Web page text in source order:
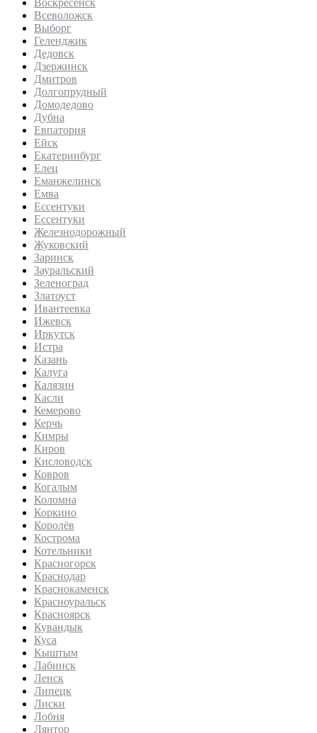
Всеволожск
Выборг
Геленджик
Дедовск
Дзержинск
Дмитров
Долгопрудный
Домодедово
Дубна
Евпатория
Ейск
Екатеринбург
Елец
Еманжелинск
Емва
Ессентуки
Ессентуки
Железнодорожный
Жуковский
Заринск
Зауральский
Зеленоград
Златоуст
Ивантеевка
Ижевск
Иркутск
Истра
Казань
Калуга
Калязин
Касли
Кемерово
Керчь
Кимры
Киров
Кисловодск
Ковров
Когалым
Коломна
Коркино
Королёв
Кострома
Котельники
Красногорск
Краснодар
Краснокаменск
Красноуральск
Красноярск
Кувандык
Куса
Кыштым
Лабинск
Ленск
Липецк
Лиски
Лобня
Лянтор